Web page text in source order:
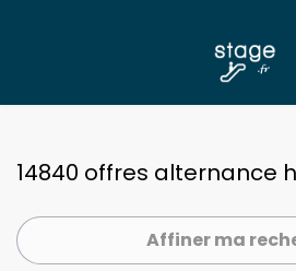
14840 offres alternance
Affiner ma